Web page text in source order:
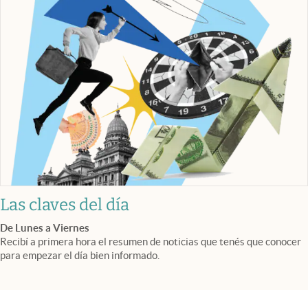
Las claves del día
De Lunes a Viernes
Recibí a primera hora el resumen de noticias que tenés que conocer
para empezar el día bien informado.